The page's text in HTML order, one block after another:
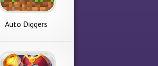
Auto Diggers